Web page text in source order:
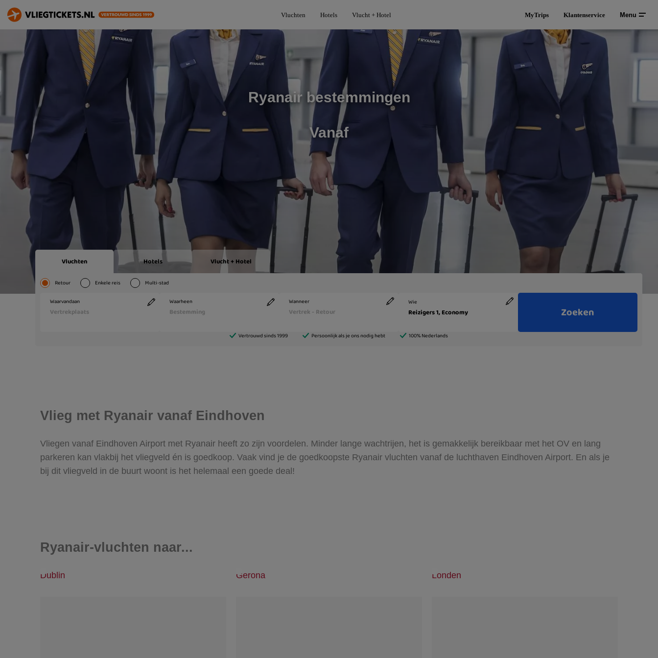
Vluchten Hotels Vlucht + Hotel MyTrips Klantenservice Menu
Ryanair bestemmingen
Vanaf
Vlieg met Ryanair vanaf Eindhoven
Vliegen vanaf Eindhoven Airport met Ryanair heeft zo zijn voordelen. Minder lange wachtrijen, het is gemakkelijk bereikbaar met het OV en lang
parkeren kan vlakbij het vliegveld én is goedkoop. Vaak vind je de goedkoopste Ryanair vluchten vanaf de luchthaven Eindhoven Airport. En als je
bij dit vliegveld in de buurt woont is het helemaal een goede deal!
Ryanair-vluchten naar...
Dublin Gerona Londen